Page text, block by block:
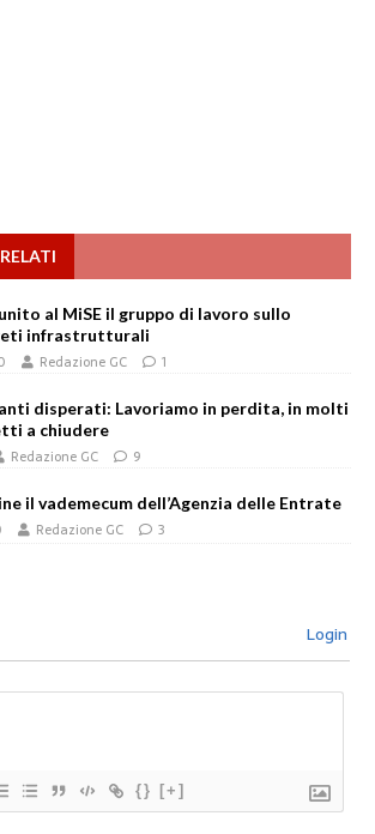
al MiSE il gruppo di lavoro sullo
infrastrutturali
Redazione GC 1
disperati: Lavoriamo in perdita, in molti
a chiudere
Redazione GC 9
il vademecum dell’Agenzia delle Entrate
Redazione GC 3
Login
{} [+]